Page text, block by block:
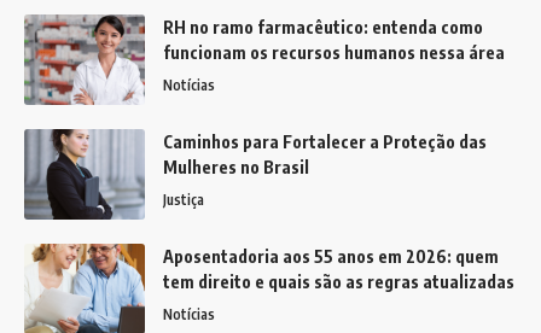
RH no ramo farmacêutico: entenda como
funcionam os recursos humanos nessa área
Notícias
Caminhos para Fortalecer a Proteção das
Mulheres no Brasil
Justiça
Aposentadoria aos 55 anos em 2026: quem
tem direito e quais são as regras atualizadas
Notícias